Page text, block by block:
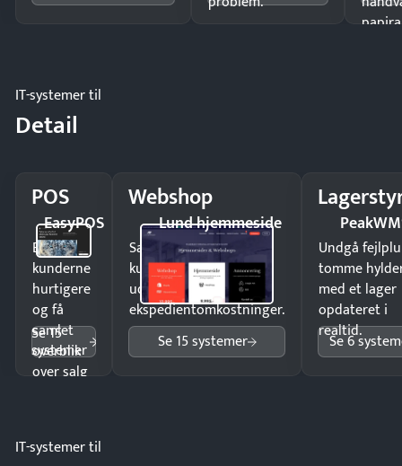
IT-systemer til
Detail
POS
EasyPOS
Ekspedér
kunderne
hurtigere
og få
samlet
overblik
over salg
Se 15
systemer
Webshop
Lund hjemmeside
Sælg produkter 24/7 til
kunder i hele landet
uden
ekspedientomkostninger.
Se 15 systemer
Undgå
tomme
med et lager
opdateret i
realtid.
Se 6
IT-systemer til